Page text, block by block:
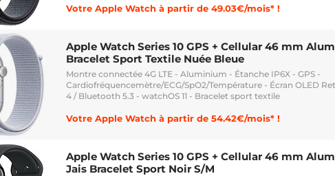
Votre Apple Watch à partir de 49.03€/mois* !
Apple Watch Series 10 GPS + Cellular 46 mm
Bracelet Sport Textile Nuée Bleue
Montre connectée 4G LTE - Aluminium - Étanche IP6X - GPS -
Cardiofréquencemètre/ECG/SpO2/Température - Écran OLED
4 / Bluetooth 5.3 - watchOS 11 - Bracelet sport textile
Votre Apple Watch à partir de 54.42€/mois* !
Apple Watch Series 10 GPS + Cellular 46 mm
Jais Bracelet Sport Noir S/M